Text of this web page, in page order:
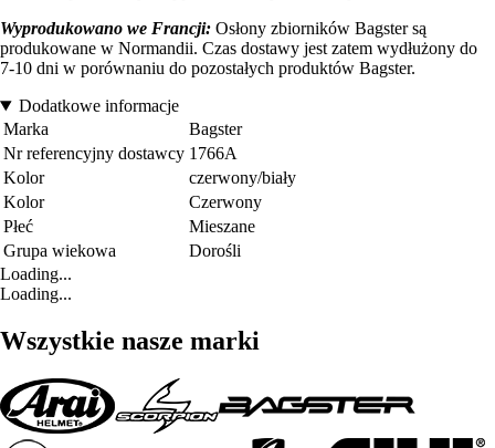
Wyprodukowano we Francji: Osłony zbiorników Bagster są
produkowane w Normandii. Czas dostawy jest zatem wydłużony do
7-10 dni w porównaniu do pozostałych produktów Bagster.
Dodatkowe informacje
Marka
Bagster
Nr referencyjny dostawcy 1766A
Kolor
czerwony/biały
Kolor
Czerwony
Płeć
Mieszane
Grupa wiekowa
Dorośli
Loading...
Loading...
Wszystkie nasze marki